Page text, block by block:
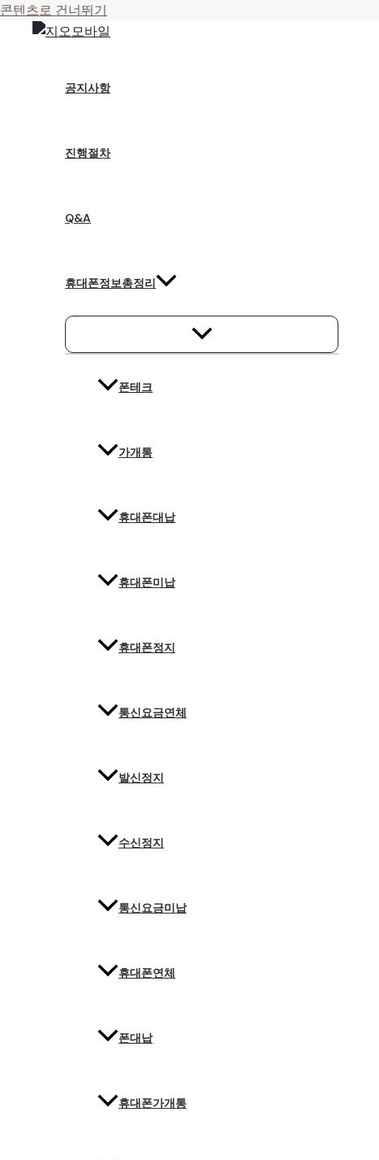
콘텐츠로 건너뛰기
공지사항
진행절차
Q&A
휴대폰정보총정리
폰테크
가개통
휴대폰대납
휴대폰미납
휴대폰정지
통신요금연체
발신정지
수신정지
통신요금미납
휴대폰연체
폰대납
휴대폰가개통